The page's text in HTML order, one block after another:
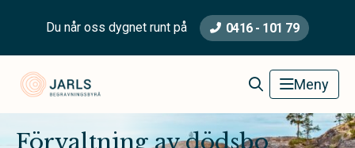
Du når oss dygnet runt på 0416 - 101 79
Meny
Förvaltning av dödsbo